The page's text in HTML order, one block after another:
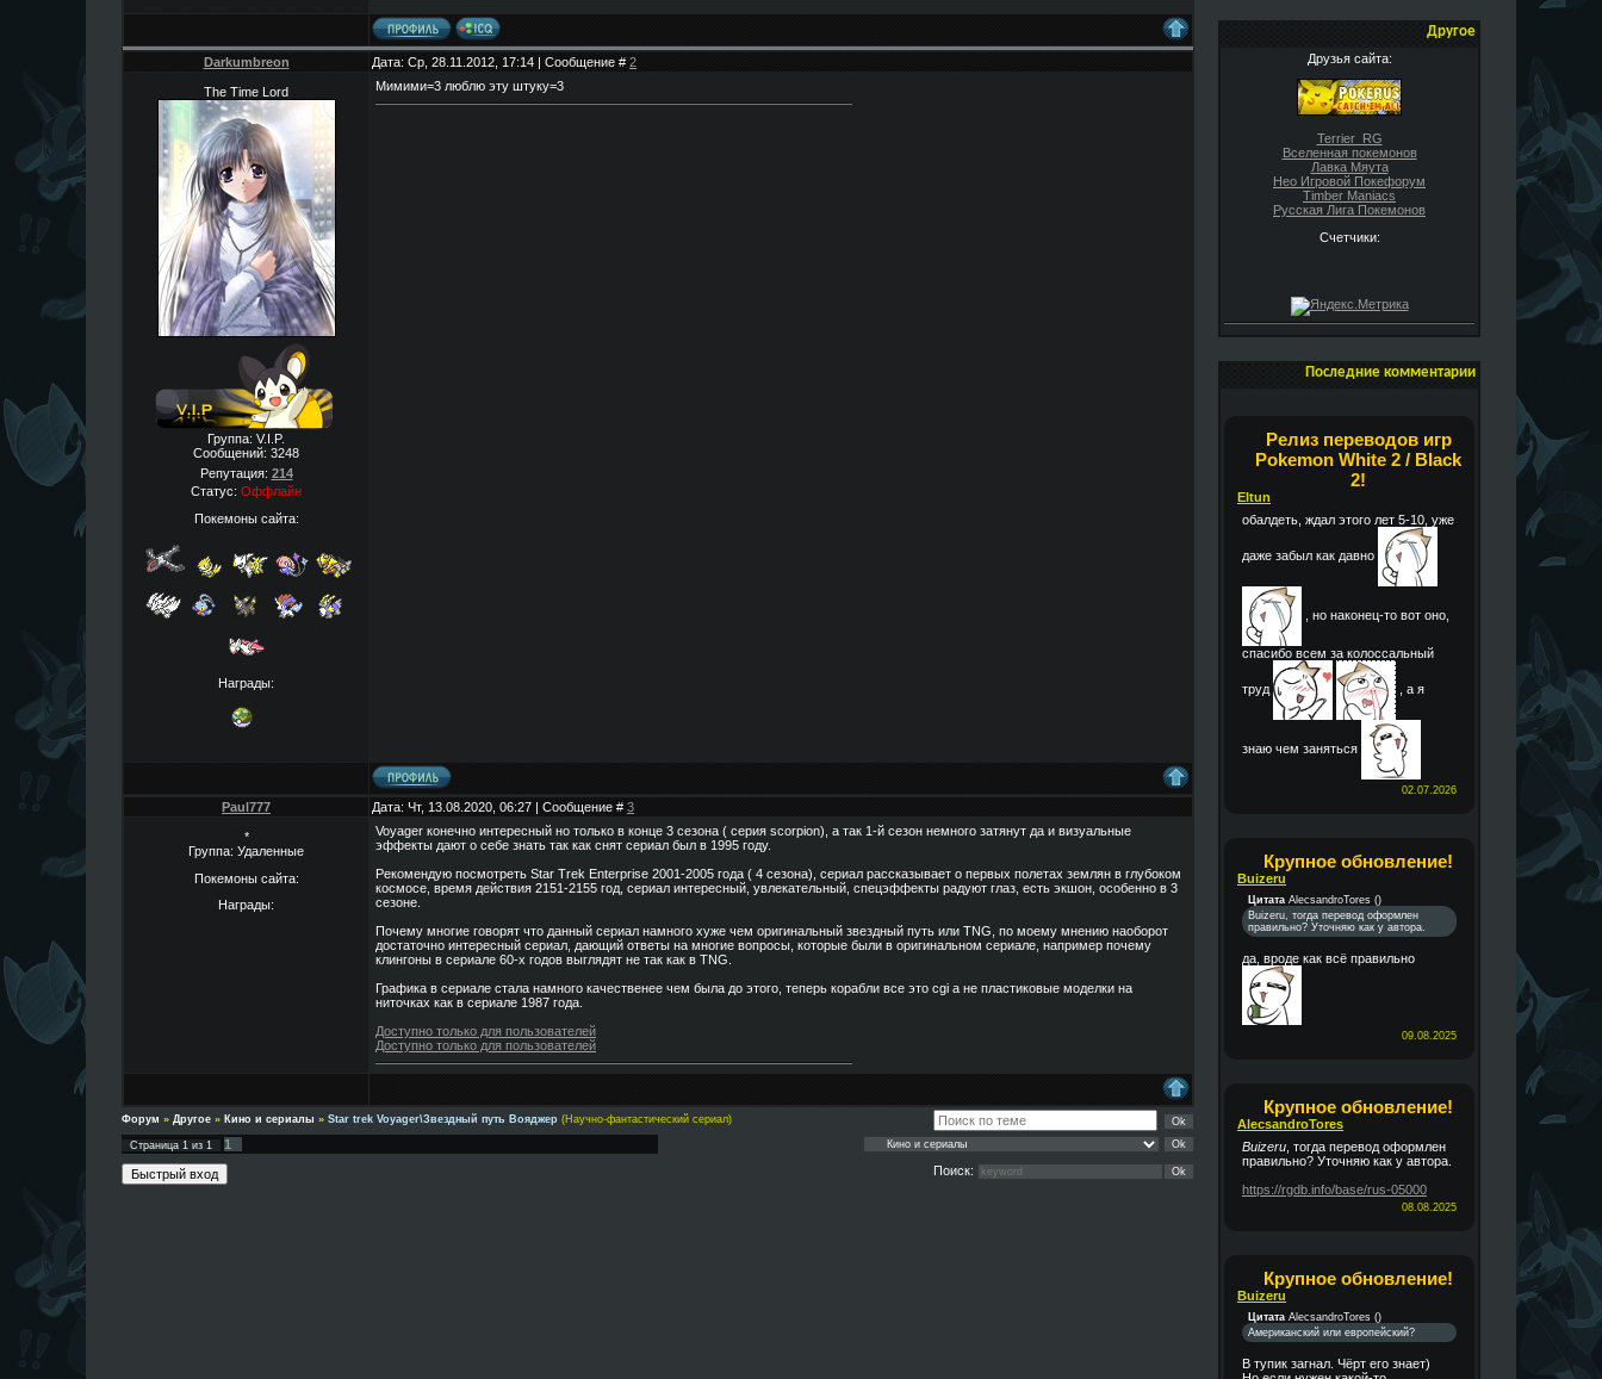
Другое
Друзья сайта:
Terrier_RG
Вселенная покемонов
Лавка Мяута
Нео Игровой Покефорум
Timber Maniacs
Русская Лига Покемонов
Счетчики:
Последние комментарии
Релиз переводов игр
Pokemon White 2 / Black
2!
Eltun
обалдеть, ждал этого лет 5-10, уже
даже забыл как давно
, но наконец-то вот оно,
спасибо всем за колоссальный
труд , а я
знаю чем заняться
02.07.2026
Крупное обновление!
Buizeru
Цитата AlecsandroTores ()
Buizeru, тогда перевод оформлен
правильно? Уточняю как у автора.
да, вроде как всё правильно
09.08.2025
Крупное обновление!
AlecsandroTores
Buizeru , тогда перевод оформлен
правильно? Уточняю как у автора.
https://rgdb.info/base/rus-05000
08.08.2025
Крупное обновление!
Buizeru
Цитата AlecsandroTores ()
Американский или европейский?
В тупик загнал. Чёрт его знает)
Darkumbreon Дата: Ср, 28.11.2012, 17:14 | Сообщение # 2
The Time Lord
Группа: V.I.P.
Сообщений: 3248
Репутация: 214
Статус: Оффлайн
Покемоны сайта:
Награды:
Мимими=3 люблю эту штуку=3
Paul777 Дата: Чт, 13.08.2020, 06:27 | Сообщение # 3
*
Группа: Удаленные
Покемоны сайта:
Награды:
Voyager конечно интересный но только в конце 3 сезона ( серия scorpion), а так 1-й сезон немного затянут да и визуальные
эффекты дают о себе знать так как снят сериал был в 1995 году.
Рекомендую посмотреть Star Trek Enterprise 2001-2005 года ( 4 сезона), сериал рассказывает о первых полетах землян в глубоком
космосе, время действия 2151-2155 год, сериал интересный, увлекательный, спецэффекты радуют глаз, есть экшон, особенно в 3
сезоне.
Почему многие говорят что данный сериал намного хуже чем оригинальный звездный путь или TNG, по моему мнению наоборот
достаточно интересный сериал, дающий ответы на многие вопросы, которые были в оригинальном сериале, например почему
клингоны в сериале 60-х годов выглядят не так как в TNG.
Графика в сериале стала намного качественее чем была до этого, теперь корабли все это cgi а не пластиковые моделки на
ниточках как в сериале 1987 года.
Доступно только для пользователей
Доступно только для пользователей
Форум » Другое » Кино и сериалы » Star trek Voyager\Звездный путь Вояджер (Научно-фантастический сериал)
Страница 1 из 1
1
Поиск: